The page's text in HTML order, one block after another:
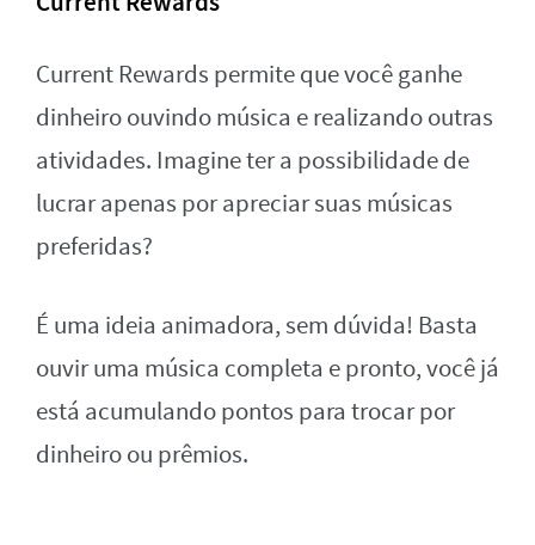
Current Rewards permite que você ganhe
dinheiro ouvindo música e realizando outras
atividades. Imagine ter a possibilidade de
lucrar apenas por apreciar suas músicas
preferidas?
É uma ideia animadora, sem dúvida! Basta
ouvir uma música completa e pronto, você já
está acumulando pontos para trocar por
dinheiro ou prêmios.